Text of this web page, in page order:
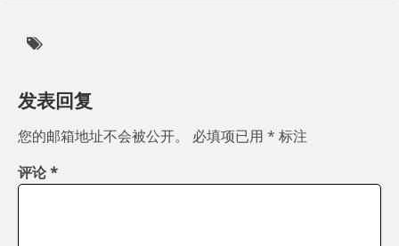
发表回复
您的邮箱地址不会被公开。 必填项已用 * 标注
评论*